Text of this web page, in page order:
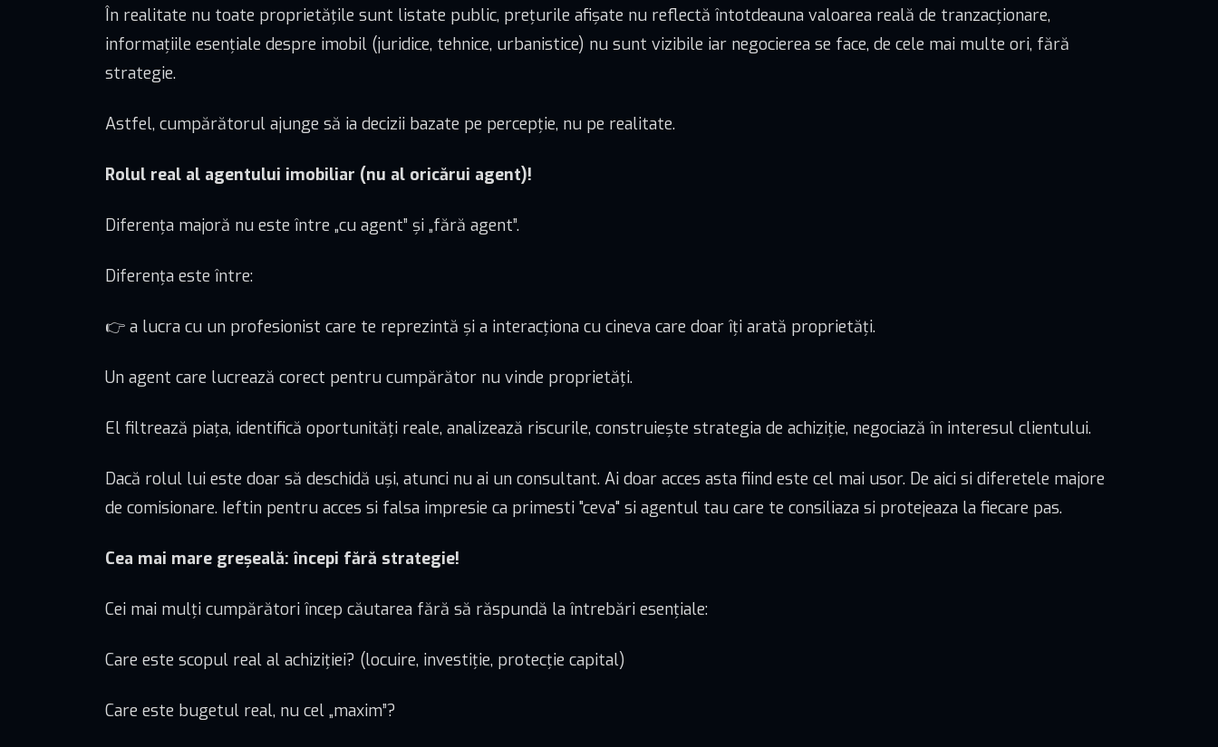
În realitate nu toate proprietățile sunt listate public, prețurile afișate nu reflectă întotdeauna valoarea reală de tranzacționare,
informațiile esențiale despre imobil (juridice, tehnice, urbanistice) nu sunt vizibile iar negocierea se face, de cele mai multe ori, fără
strategie.
Astfel, cumpărătorul ajunge să ia decizii bazate pe percepție, nu pe realitate.
Rolul real al agentului imobiliar (nu al oricărui agent)!
Diferența majoră nu este între „cu agent” și „fără agent”.
Diferența este între:
👉 a lucra cu un profesionist care te reprezintă și a interacționa cu cineva care doar îți arată proprietăți.
Un agent care lucrează corect pentru cumpărător nu vinde proprietăți.
El filtrează piața, identifică oportunități reale, analizează riscurile, construiește strategia de achiziție, negociază în interesul clientului.
Dacă rolul lui este doar să deschidă uși, atunci nu ai un consultant. Ai doar acces asta fiind este cel mai usor. De aici si diferetele majore
de comisionare. Ieftin pentru acces si falsa impresie ca primesti "ceva" si agentul tau care te consiliaza si protejeaza la fiecare pas.
Cea mai mare greșeală: începi fără strategie!
Cei mai mulți cumpărători încep căutarea fără să răspundă la întrebări esențiale:
Care este scopul real al achiziției? (locuire, investiție, protecție capital)
Care este bugetul real, nu cel „maxim”?